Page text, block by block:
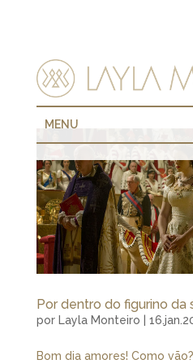
MENU
Por dentro do figurino da
por Layla Monteiro
Bom dia amores! Como